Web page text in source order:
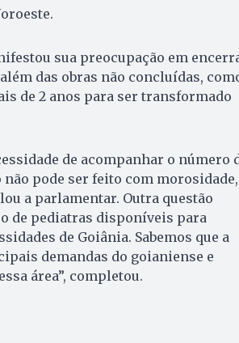
sua preocupação em
das obras não concluídas,
de 2 anos para ser transformado
de acompanhar o número
pode ser feito com morosidade,
a parlamentar. Outra questão
de pediatras disponíveis para
de Goiânia. Sabemos que a
demandas do goianiense e
área”, completou.